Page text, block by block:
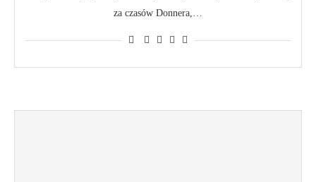
za czasów Donnera,…